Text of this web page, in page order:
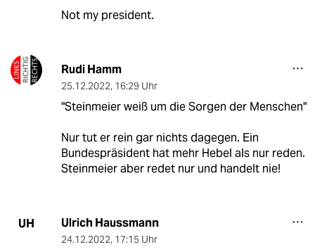
Not my president.
Rudi Hamm
25.12.2022, 16:29 Uhr
"Steinmeier weiß um die Sorgen der Menschen"
Nur tut er rein gar nichts dagegen. Ein
Bundespräsident hat mehr Hebel als nur reden.
Steinmeier aber redet nur und handelt nie!
UH Ulrich Haussmann
24.12.2022, 17:15 Uhr